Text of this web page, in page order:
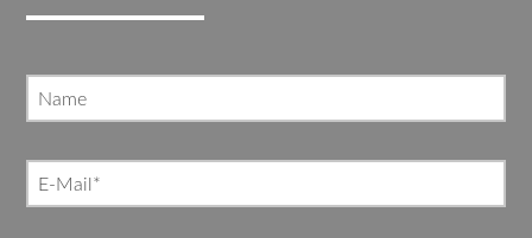
Name
Pflichtfeld
E-Mail *